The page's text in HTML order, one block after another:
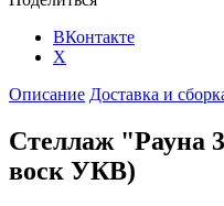
ВКонтакте
X
Описание Доставка и
Стеллаж "Рауна
воск УКВ)